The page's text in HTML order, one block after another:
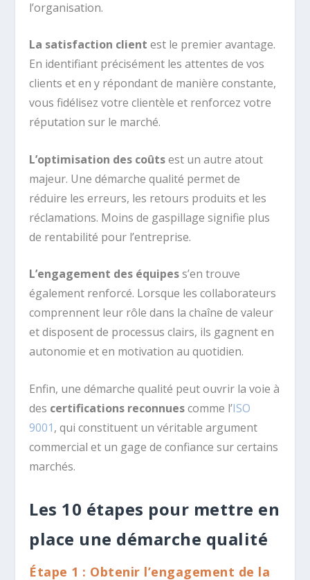
l’organisation.
La satisfaction clientest le premier avantage.
En identifiant précisément les attentes de vos
clients et en y répondant de manière constante,
vous fidélisez votre clientèle et renforcez votre
réputation sur le marché.
L’optimisation des coûtsest un autre atout
majeur. Une démarche qualité permet de
réduire les erreurs, les retours produits et les
réclamations. Moins de gaspillage signifie plus
de rentabilité pour l’entreprise.
L’engagement des équipess’en trouve
également renforcé. Lorsque les collaborateurs
comprennent leur rôle dans la chaîne de valeur
et disposent de processus clairs, ils gagnent en
autonomie et en motivation au quotidien.
Enfin, une démarche qualité peut ouvrir la voie à
des certifications reconnuescomme l’ISO
9001, qui constituent un véritable argument
commercial et un gage de confiance sur certains
marchés.
Les 10 étapes pour mettre en
place une démarche qualité
Étape 1 : Obtenir l’engagement de la